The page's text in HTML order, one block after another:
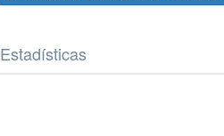
Estadísticas